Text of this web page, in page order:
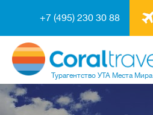
+7 (495) 230 30 88
Турагентство УТА Места Мира